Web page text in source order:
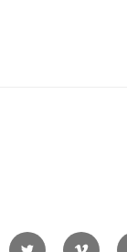
Twitter Vimeo